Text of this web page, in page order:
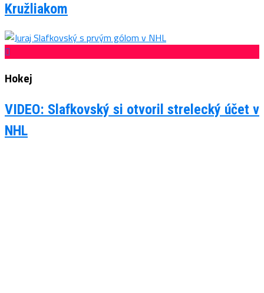
Kružliakom
Hokej
VIDEO: Slafkovský si otvoril strelecký účet v
NHL